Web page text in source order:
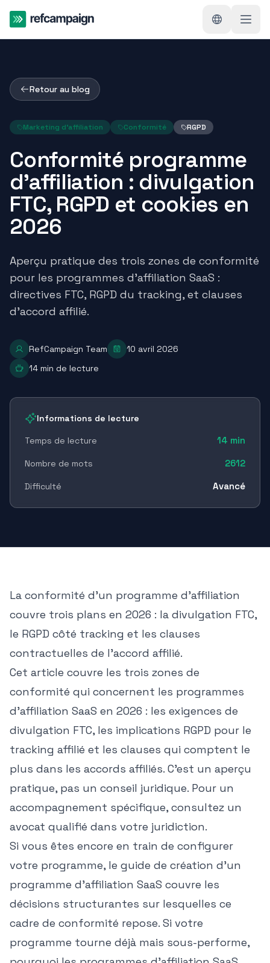
Retour au blog
Marketing d'affiliation Conformité RGPD
Conformité programme
d'affiliation : divulgation
FTC, RGPD et cookies en
2026
Aperçu pratique des trois zones de conformité
pour les programmes d'affiliation SaaS :
directives FTC, RGPD du tracking, et clauses
d'accord affilié.
RefCampaign Team
10 avril 2026
14 min de lecture
Informations de lecture
Temps de lecture 14 min
Nombre de mots 2612
Difficulté Avancé
La conformité d'un programme d'affiliation
couvre trois plans en 2026 : la divulgation FTC,
le RGPD côté tracking et les clauses
contractuelles de l'accord affilié.
Cet article couvre les trois zones de
conformité qui concernent les programmes
d'affiliation SaaS en 2026 : les exigences de
divulgation FTC, les implications RGPD pour le
tracking affilié et les clauses qui comptent le
plus dans les accords affiliés. C'est un aperçu
pratique, pas un conseil juridique. Pour un
accompagnement spécifique, consultez un
avocat qualifié dans votre juridiction.
Si vous êtes encore en train de configurer
votre programme, le guide de création d'un
programme d'affiliation SaaS couvre les
décisions structurantes sur lesquelles ce
cadre de conformité repose. Si votre
programme tourne déjà mais sous-performe,